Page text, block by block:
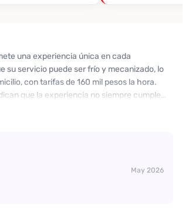
una experiencia única en cada
su servicio puede ser frío y mecanizado, lo
con tarifas de 160 mil pesos la hora.
que la experiencia no siempre cumple
puede ser estrictamente comercial. Si
contactarla con expectativas
May 2026